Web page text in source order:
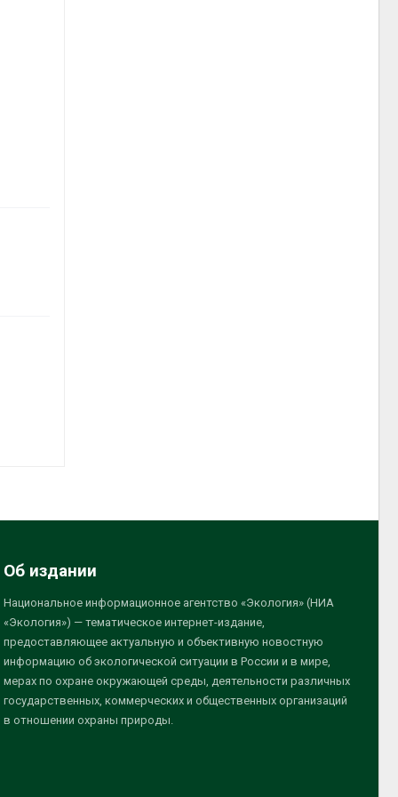
Об издании
Национальное информационное агентство «Экология» (НИА
«Экология») — тематическое интернет-издание,
предоставляющее актуальную и объективную новостную
информацию об экологической ситуации в России и в мире,
мерах по охране окружающей среды, деятельности различных
государственных, коммерческих и общественных организаций
в отношении охраны природы.